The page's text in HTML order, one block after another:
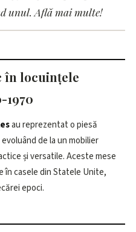
din anii
unul. Află mai multe!
în locuințele
1970
au reprezentat o piesă
de la un mobilier
și versatile. Aceste mese
în casele din Statele Unite,
epoci.